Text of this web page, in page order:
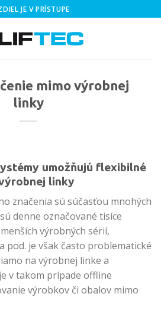
JE V PRÍSTUPE
mimo výrobnej
linky
umožňujú flexibilné
linky
značenia sú súčasťou mnohých
denne označované tisíce
výrobných sérií,
pod. je však často problematické
na výrobnej linke a
v takom prípade offline
výrobkov či obalov mimo